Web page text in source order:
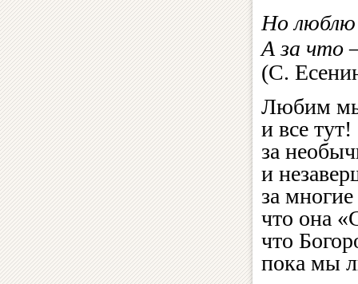
Но люблю
А за что
(С.
Любим мы
и все
за
и
за
что она
что
пока мы